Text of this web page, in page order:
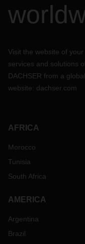
Visit the website of
services and solutions
DACHSER from a
website: dachser.com
AFRICA
Morocco
Tunisia
South Africa
AMERICA
Argentina
Brazil